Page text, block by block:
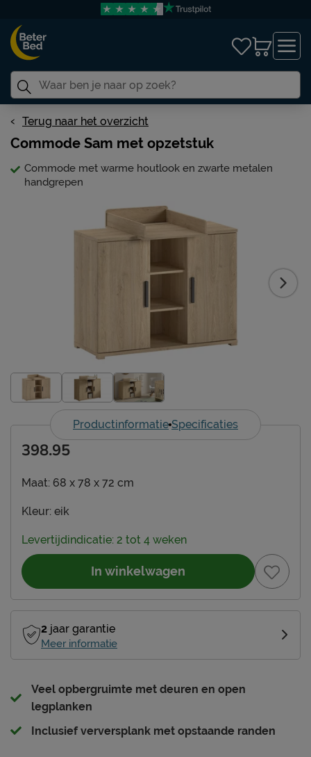
Terug naar het overzicht
Commode Sam met opzetstuk
Commode met warme houtlook en zwarte metalen
handgrepen
Productinformatie Specificaties
Maat: 68 x 78 x 72 cm
Kleur: eik
398.95
Levertijdindicatie: 2 tot 4 weken
In winkelwagen
2 jaar garantie
Meer informatie
Veel opbergruimte met deuren en open
legplanken
Inclusief verversplank met opstaande randen